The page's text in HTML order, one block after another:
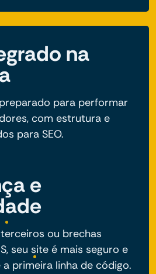
na
para performar
com estrutura e
para SEO.
e
ou brechas
seu site é mais seguro e
primeira linha de código.